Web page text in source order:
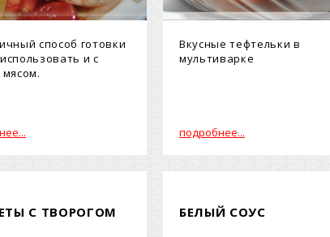
способ готовки
и с
Вкусные тефтельки в
мультиварке
подробнее...
С ТВОРОГОМ БЕЛЫЙ СОУС